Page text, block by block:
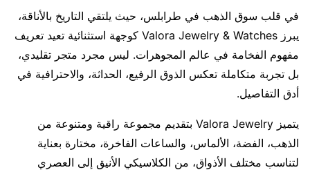
في قلب سوق الذهب في طرابلس، حيث يلتقي التاريخ بالأناقة،
يبرز Valora Jewelry & Watches كوجهة استثنائية تعيد تعريف
مفهوم الفخامة في عالم المجوهرات. ليس مجرد متجر تقليدي،
بل تجربة متكاملة تعكس الذوق الرفيع، الحداثة، والاحترافية في
أدق التفاصيل.
يتميز Valora Jewelry بتقديم مجموعة راقية ومتنوعة من
الذهب، الفضة، الألماس، والساعات الفاخرة، مختارة بعناية
لتناسب مختلف الأذواق، من الكلاسيكي الأنيق إلى العصري